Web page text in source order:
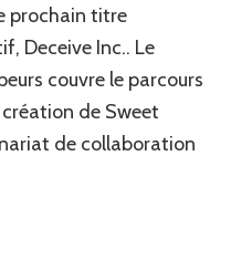
prochain titre
‎‎Deceive Inc.. Le
couvre le parcours
de Sweet
de collaboration